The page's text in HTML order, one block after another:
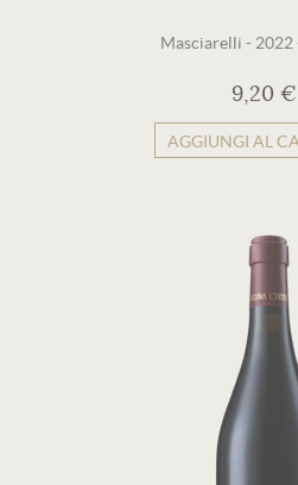
Masciarelli - 2022
9,20 €
AGGIUNGI AL